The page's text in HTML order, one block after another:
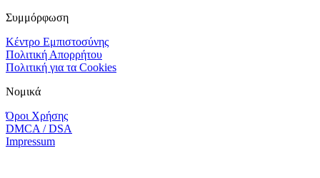
Συμμόρφωση
Κέντρο Εμπιστοσύνης
Πολιτική Απορρήτου
Πολιτική για τα Cookies
Νομικά
Όροι Χρήσης
DMCA / DSA
Impressum